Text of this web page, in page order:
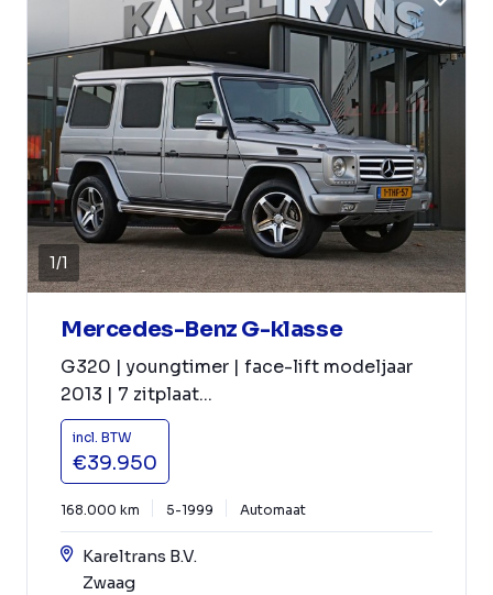
1/1
Mercedes-Benz G-klasse
G320 | youngtimer | face-lift modeljaar
2013 | 7 zitplaat...
incl. BTW
€39.950
168.000 km 5-1999 Automaat
Kareltrans B.V.
Zwaag